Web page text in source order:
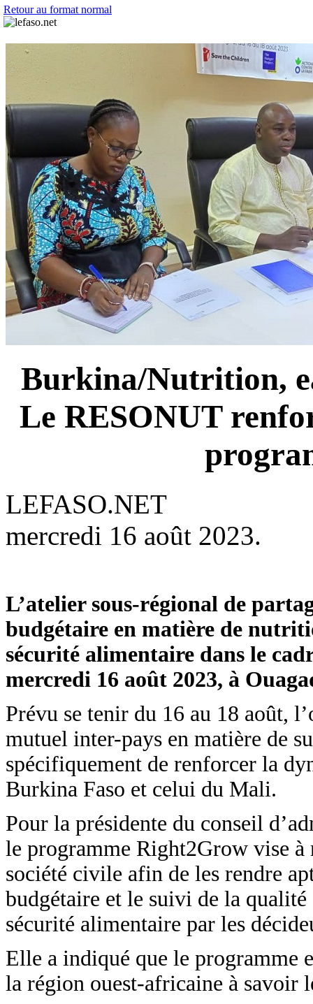
Retour au format normal
Burkina/Nutrition,
Le RESONUT
LEFASO.NET
mercredi 16 août 2023.
L’atelier sous-régional de
budgétaire en matière de
sécurité alimentaire dans le
mercredi 16 août 2023, à
Prévu se tenir du 16 au 18 août,
mutuel inter-pays en matière de
spécifiquement de renforcer la
Burkina Faso et celui du Mali.
Pour la présidente du conseil
le programme Right2Grow vise à
société civile afin de les rendre
budgétaire et le suivi de la
sécurité alimentaire par les
Elle a indiqué que le programme
la région ouest-africaine à savoir